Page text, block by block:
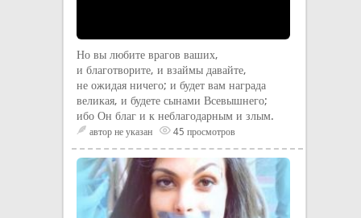
Но вы любите врагов ваших,
и благотворите, и взаймы давайте,
не ожидая ничего; и будет вам награда
великая, и будете сынами Всевышнего;
ибо Он благ и к неблагодарным и злым.
автор не указан 45 просмотров